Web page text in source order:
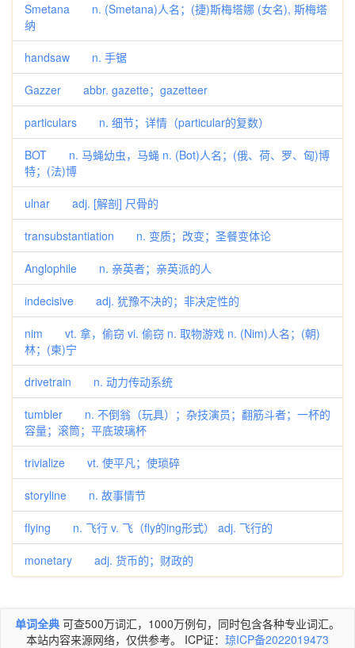
Smetana n. (Smetana)人名；(捷)斯梅塔娜 (女名), 斯梅塔
纳
handsaw n. 手锯
Gazzer abbr. gazette；gazetteer
particulars n. 细节；详情（particular的复数）
BOT n. 马蝇幼虫，马蝇 n. (Bot)人名；(俄、荷、罗、匈)博
特；(法)博
ulnar adj. [解剖] 尺骨的
transubstantiation n. 变质；改变；圣餐变体论
Anglophile n. 亲英者；亲英派的人
indecisive adj. 犹豫不决的；非决定性的
nim vt. 拿，偷窃 vi. 偷窃 n. 取物游戏 n. (Nim)人名；(朝)
林；(柬)宁
drivetrain n. 动力传动系统
tumbler n. 不倒翁（玩具）；杂技演员；翻筋斗者；一杯的
容量；滚筒；平底玻璃杯
trivialize vt. 使平凡；使琐碎
storyline n. 故事情节
flying n. 飞行 v. 飞（fly的ing形式） adj. 飞行的
monetary adj. 货币的；财政的
单词全典 可查500万词汇，1000万例句，同时包含各种专业词汇。
本站内容来源网络，仅供参考。 ICP证： 琼ICP备2022019473